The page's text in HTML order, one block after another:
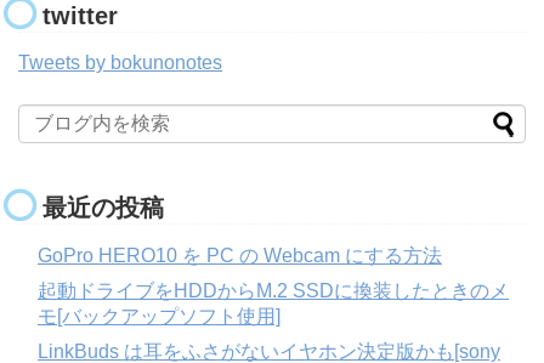
twitter
Tweets by bokunonotes
最近の投稿
GoPro HERO10 を PC の Webcam にする方法
起動ドライブをHDDからM.2 SSDに換装したときのメ
モ[バックアップソフト使用]
LinkBuds は耳をふさがないイヤホン決定版かも[sony